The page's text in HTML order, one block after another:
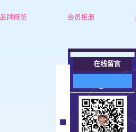
品牌概览 会员相册
红娘-张老师
女士
男士
在线留言